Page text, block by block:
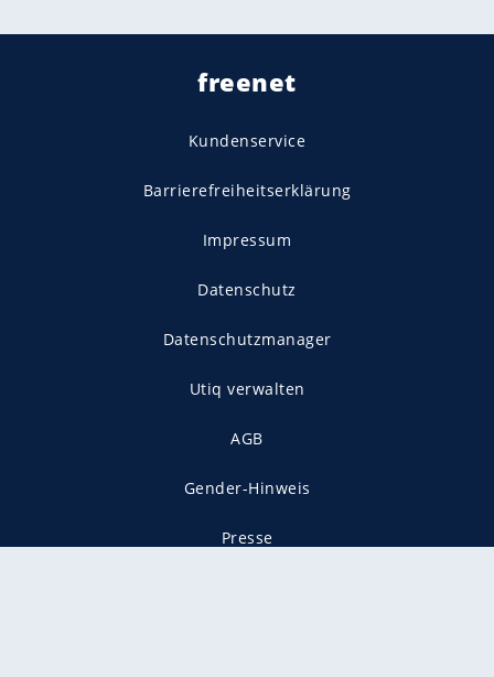
freenet
Kundenservice
Barrierefreiheitserklärung
Impressum
Datenschutz
Datenschutzmanager
Utiq verwalten
AGB
Gender-Hinweis
Presse